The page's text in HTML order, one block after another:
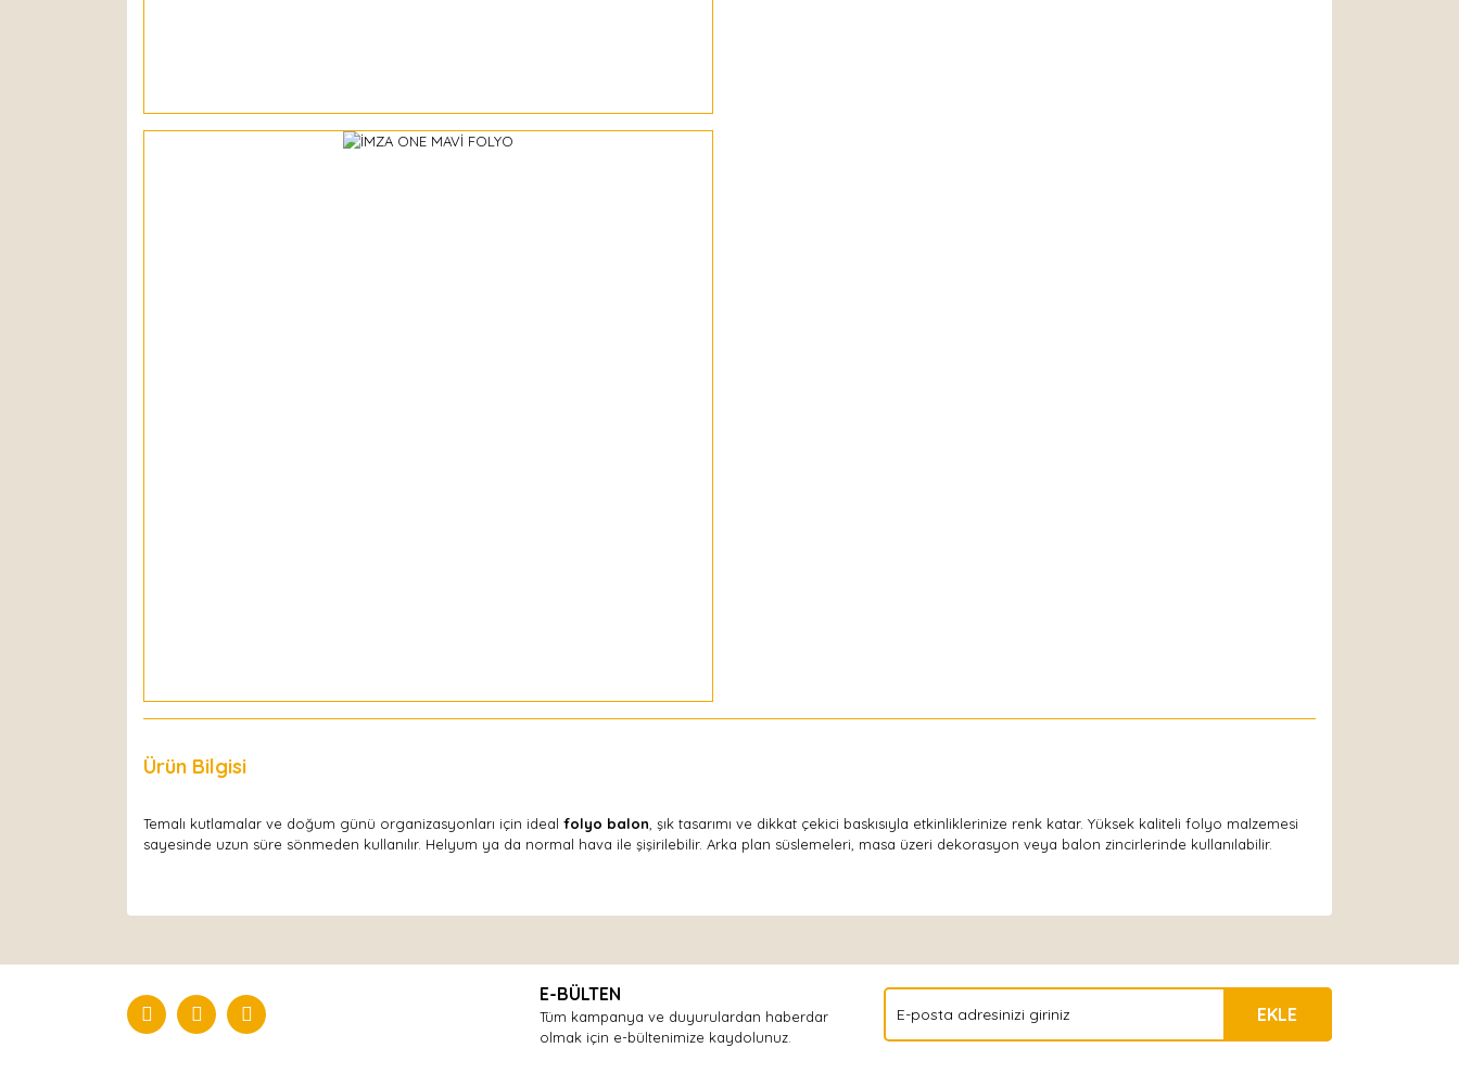
Ürün Bilgisi
Temalı kutlamalar ve doğum günü organizasyonları için ideal folyo balon , şık tasarımı ve dikkat çekici baskısıyla etkinliklerinize renk katar. Yüksek kaliteli folyo malzemesi
sayesinde uzun süre sönmeden kullanılır. Helyum ya da normal hava ile şişirilebilir. Arka plan süslemeleri, masa üzeri dekorasyon veya balon zincirlerinde kullanılabilir.
Yorum Yaz
E-BÜLTEN
Tüm kampanya ve duyurulardan haberdar
olmak için e-bültenimize kaydolunuz.
EKLE